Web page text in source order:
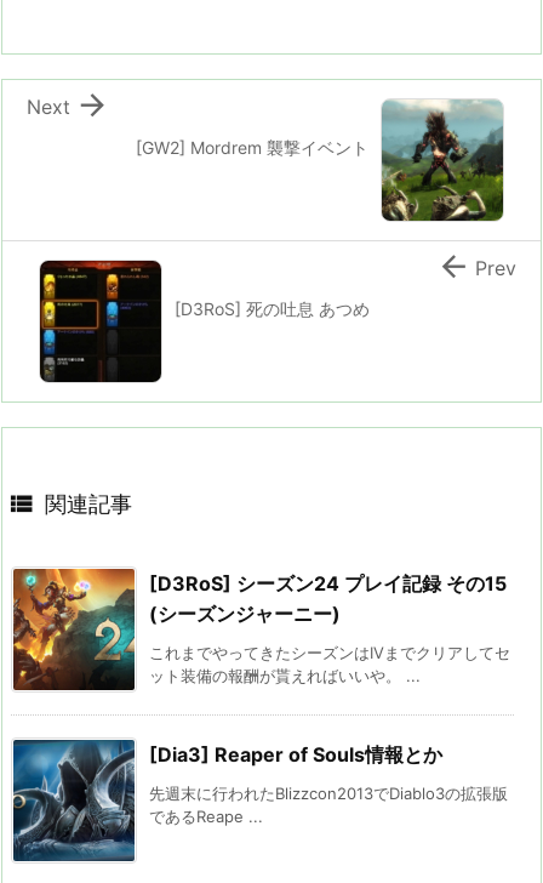
[GW2] Mordrem 襲撃イベント

Next
[D3RoS] 死の吐息 あつめ
 Prev
 関連記事
[D3RoS] シーズン24 プレイ記録 その15
(シーズンジャーニー)
これまでやってきたシーズンはIVまでクリアしてセ
ット装備の報酬が貰えればいいや。 ...
[Dia3] Reaper of Souls情報とか
先週末に行われたBlizzcon2013でDiablo3の拡張版
であるReape ...